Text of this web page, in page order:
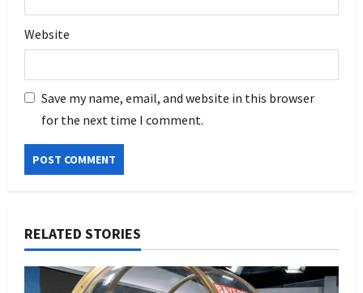
Website
Save my name, email, and website in this browser
for the next time I comment.
RELATED STORIES